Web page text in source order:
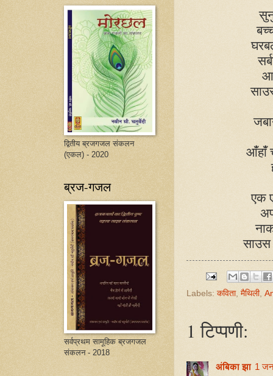
आंँहांँ
एक
Labels:कविता,मैथिली,
1 टिप्पणी:
अंबिका झा 1
द्वितीय ब्रजगजल संकलन
(एकल) - 2020
ब्रज-गजल
सर्वप्रथम सामूहिक ब्रजगजल
संकलन - 2018